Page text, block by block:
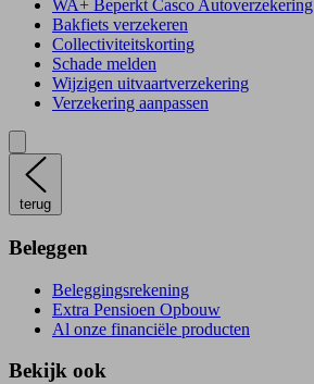
WA+ Beperkt Casco Autoverzekering
Bakfiets verzekeren
Collectiviteitskorting
Schade melden
Wijzigen uitvaartverzekering
Verzekering aanpassen
terug
Beleggen
Beleggingsrekening
Extra Pensioen Opbouw
Al onze financiële producten
Bekijk ook